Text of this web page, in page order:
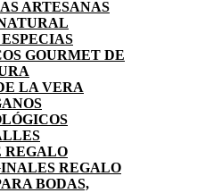
ARTESANAS
GOURMET DE
LA VERA
REGALO
REGALO
BODAS,